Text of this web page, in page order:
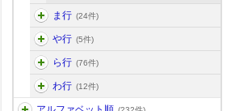
ま行 (24件)
や行 (5件)
ら行 (76件)
わ行 (12件)